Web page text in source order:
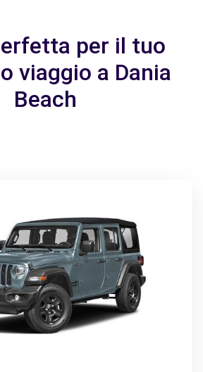
per il tuo
viaggio a Dania
Beach